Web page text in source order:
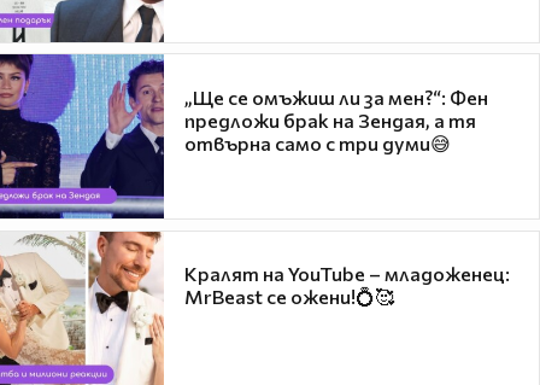
„Ще се омъжиш ли за мен?“: Фен
предложи брак на Зендая, а тя
отвърна само с три думи😅
Кралят на YouTube – младоженец:
MrBeast се ожени!💍🥰